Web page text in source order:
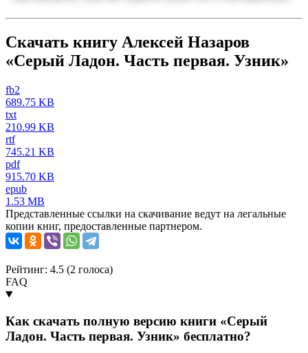
Скачать книгу Алексей Назаров
«Серый Ладон. Часть первая. Узник»
fb2
689.75 KB
txt
210.99 KB
rtf
745.21 KB
pdf
915.70 KB
epub
1.53 MB
Представленные ссылки на скачивание ведут на легальные
копии книг, предоставленные партнером.
Рейтинг: 4.5 (2 голоса)
FAQ
Как скачать полную версию книги «Серый
Ладон. Часть первая. Узник» бесплатно?